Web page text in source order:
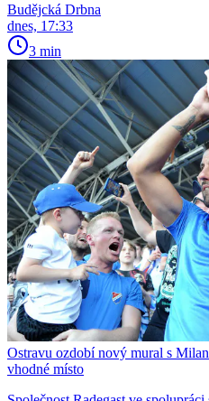
Budějcká Drbna
dnes, 17:33
3 min
Ostravu ozdobí nový mural s
vhodné místo